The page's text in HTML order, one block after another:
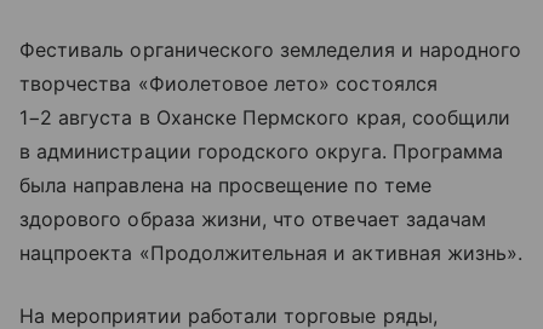
Фестиваль органического земледелия и народного
творчества «Фиолетовое лето» состоялся
1−2 августа в Оханске Пермского края, сообщили
в администрации городского округа. Программа
была направлена на просвещение по теме
здорового образа жизни, что отвечает задачам
нацпроекта «Продолжительная и активная жизнь».
На мероприятии работали торговые ряды,